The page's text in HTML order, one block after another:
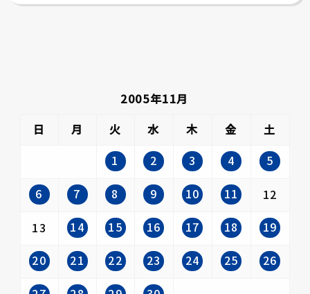
日:
2005年11月
日
月 火 水 木 金
土
1
2 3 4
5
6
7 8 9 10 11
12
13
14 15 16 17 18
19
20
21 22 23 24 25
26